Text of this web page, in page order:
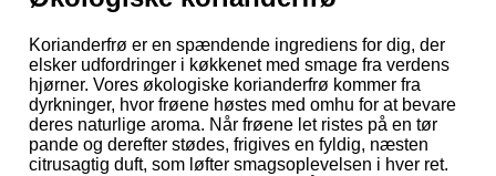
Korianderfrø er en spændende ingrediens for dig, der
elsker udfordringer i køkkenet med smage fra verdens
hjørner. Vores økologiske korianderfrø kommer fra
dyrkninger, hvor frøene høstes med omhu for at bevare
deres naturlige aroma. Når frøene let ristes på en tør
pande og derefter stødes, frigives en fyldig, næsten
citrusagtig duft, som løfter smagsoplevelsen i hver ret.